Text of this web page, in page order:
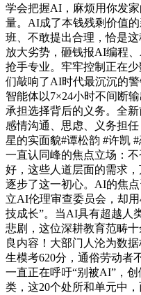
学会把握AI，麻烦用你发
量。AI成了本钱残剩价值
班、不敢提出合理，恰是
放大劣势，砸钱报AI编程
抢手专业。牢牢控制正在
们敲响了AI时代最沉沉的
智能体以7×24小时不间断
承担选择背后的义务。全
感情沟通、思虑、义务担
星的实面貌#谭松韵 #许凯
一直认同峰的焦点立场：
好，这些人道层面的需求
逐步了这一初心。AI的焦
立AI伦理审查委员会，却
技成长”。当AI具有超越人
悲剧，这位深耕教育范畴
良内容！大部门人沦为数
生模考620分，通俗劳动者
一直正在呼吁“别被AI”，
类，这20个处所和单元中